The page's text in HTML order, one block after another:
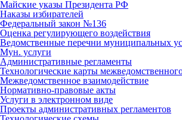
Майские указы Президента РФ
Наказы избирателей
Федеральный закон №136
Оценка регулирующего воздействия
Ведомственные перечни муниципальных
Мун. услуги
Административные регламенты
Технологические карты
Межведомственное взаимодействие
Нормативно-правовые акты
Услуги в электронном виде
Проекты административных регламентов